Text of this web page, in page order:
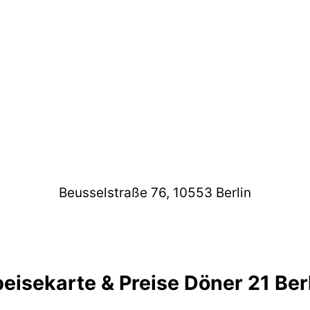
Beusselstraße 76, 10553 Berlin
& Preise Döner 21